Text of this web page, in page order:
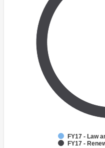
FY17 - Law
FY17 -